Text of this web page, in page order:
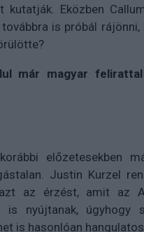
kutatják. Eközben
továbbra is próbál
már magyar
előzetesekben
Justin Kurzel
az érzést, amit az
is nyújtanak, úgyhogy
is hasonlóan